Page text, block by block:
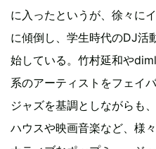
に入ったというが、徐々に
に傾倒し、学生時代のDJ活
始している。竹村延和や
系のアーティストをフェイ
ジャズを基調としながらも
ハウスや映画音楽など、様